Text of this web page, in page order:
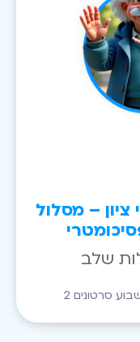
– מסלול
סרטונים